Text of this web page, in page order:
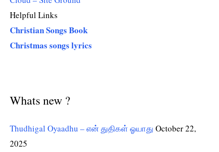
Helpful Links
Christian Songs Book
Christmas songs lyrics
Whats new ?
Thudhigal Oyaadhu – என் துதிகள் ஓயாது October 22,
2025